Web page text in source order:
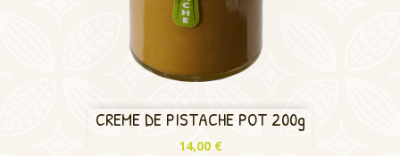
CREME DE PISTACHE POT 200g
Prix
14,00 €